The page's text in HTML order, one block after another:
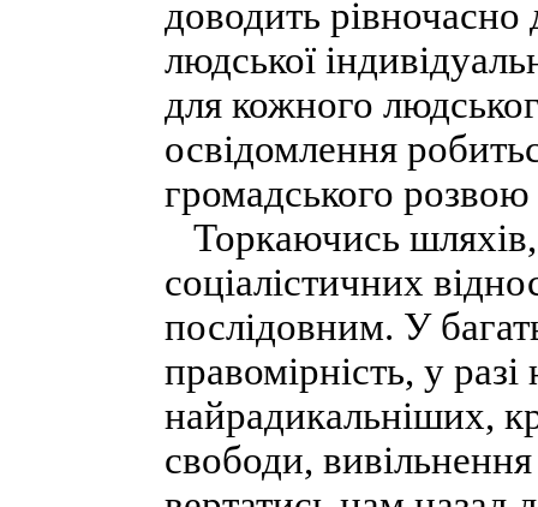
доводить
людської
для кожного
освідомлення
громадського розвою
Торкаючись
соціалістичних
послідовним. У
правомірність, у
найрадикальніших,
свободи, вивільнення